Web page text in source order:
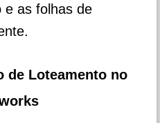
e as folhas de
de Loteamento no